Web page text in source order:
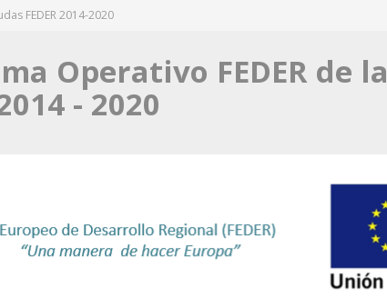
FEDER 2014-2020
Operativo FEDER de la
- 2020